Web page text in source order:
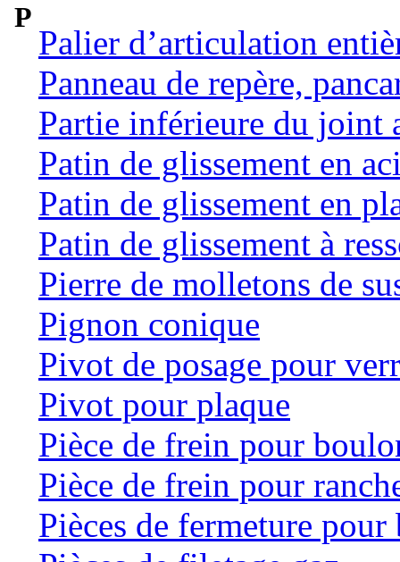
P
Palier d’articulation
Panneau de repère,
Partie inférieure du joint
Patin de glissement en
Patin de glissement en
Patin de glissement à
Pierre de molletons de
Pignon conique
Pivot de posage pour
Pivot pour plaque
Pièce de frein pour
Pièce de frein pour
Pièces de fermeture